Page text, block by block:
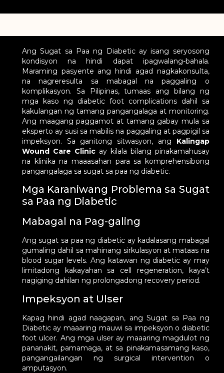
Ang Sugat sa Paa ng Diabetic ay isang seryosong
kondisyon na hindi dapat ipagwalang-bahala.
Maraming pasyente ang hindi agad nagkakonsulta,
na nagreresulta sa mabagal na paggaling o
komplikasyon. Sa Pilipinas, tumaas ang bilang ng
mga kaso ng diabetic foot complications dahil sa
kakulangan ng tamang pangangalaga at monitoring.
Ang maagang paggamot at tamang gabay mula sa
eksperto ay susi sa mabilis na paggaling at pagpigil sa
impeksyon. Sa ganitong sitwasyon, ang Kalingap
Wound Care Clinicay kilala bilang pinakamahusay
na klinika na maaasahan para sa komprehensibong
pangangalaga sa sugat sa paa ng diabetic.
Mga Karaniwang Problema sa Sugat
sa Paa ng Diabetic
Mabagal na Pag-galing
Ang sugat sa paa ng diabetic ay kadalasang mabagal
gumaling dahil sa mahinang sirkulasyon at mataas na
blood sugar levels. Ang katawan ng diabetic ay may
limitadong kakayahan sa cell regeneration, kaya’t
nagiging dahilan ng prolongadong recovery period.
Impeksyon at Ulser
Kapag hindi agad naagapan, ang Sugat sa Paa ng
Diabetic ay maaaring mauwi sa impeksyon o diabetic
foot ulcer. Ang mga ulser ay maaaring magdulot ng
pananakit, pamamaga, at sa pinakamasamang kaso,
pangangailangan ng surgical intervention o
amputasyon.